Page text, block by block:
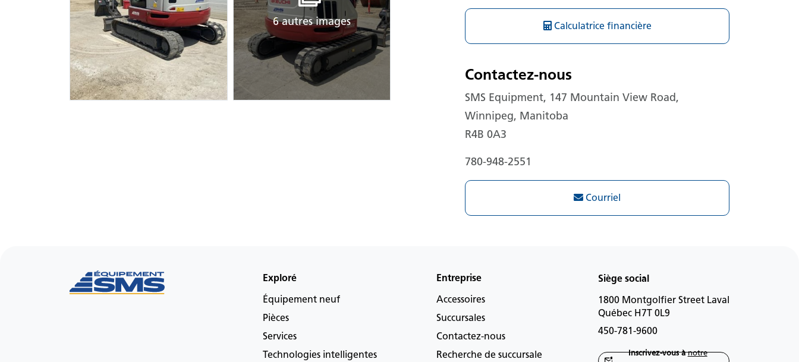
6 autres images Calculatrice financière
Contactez-nous
SMS Equipment, 147 Mountain View Road,
Winnipeg, Manitoba
R4B 0A3
780-948-2551
Courriel
Exploré
Équipement neuf
Pièces
Services
Technologies intelligentes
Entreprise
Accessoires
Succursales
Contactez-nous
Recherche de succursale
Siège social
1800 Montgolfier Street Laval
Québec H7T 0L9
450-781-9600
Inscrivez-vous ànotre